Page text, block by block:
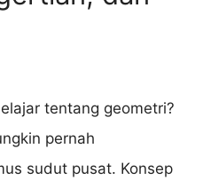
tentang geometri?
pernah
sudut pusat. Konsep